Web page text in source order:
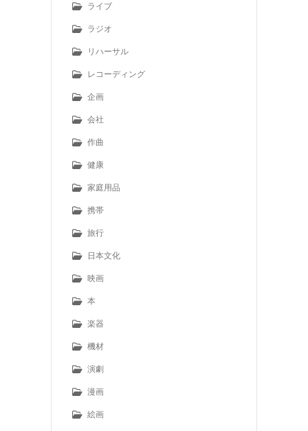
ライブ
ラジオ
リハーサル
レコーディング
企画
会社
作曲
健康
家庭用品
携帯
旅行
日本文化
映画
本
楽器
機材
演劇
漫画
絵画